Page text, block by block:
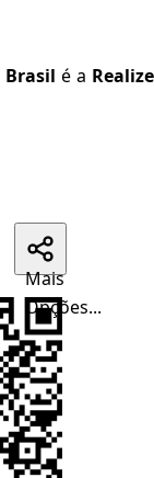
Brasil é a Realize
Mais
Opções...